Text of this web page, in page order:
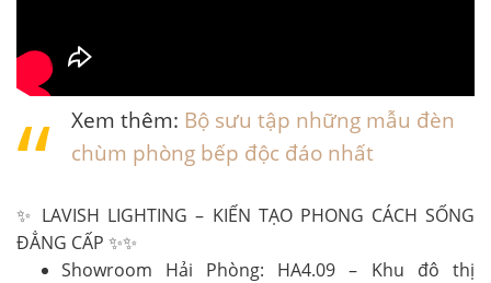
Xem thêm: Bộ sưu tập những mẫu đèn
chùm phòng bếp độc đáo nhất
✨ LAVISH LIGHTING – KIẾN TẠO PHONG CÁCH SỐNG
ĐẲNG CẤP ✨✨
Showroom Hải Phòng: HA4.09 – Khu đô thị